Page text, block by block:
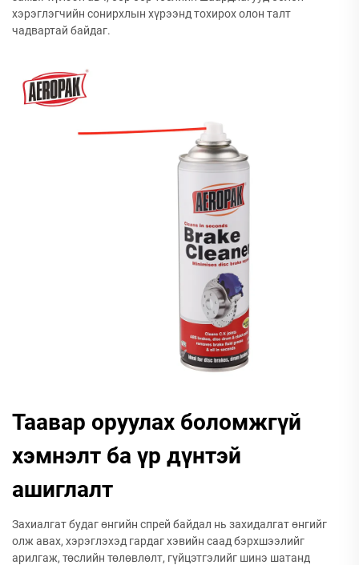
хэрэглэгчийн сонирхлын хүрээнд тохирох олон талт
чадвартай байдаг.
Таавар оруулах боломжгүй
хэмнэлт ба үр дүнтэй
ашиглалт
Захиалгат будаг өнгийн спрей байдал нь захидалгат өнгийг
олж авах, хэрэглэхэд гардаг хэвийн саад бэрхшээлийг
арилгаж, төслийн төлөвлөлт, гүйцэтгэлийг шинэ шатанд